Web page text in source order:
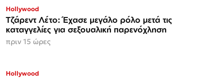
Hollywood
Τζάρεντ Λέτο: Έχασε μεγάλο ρόλο μετά τις
καταγγελίες για σεξουαλική παρενόχληση
πριν 15 ώρες
Hollywood